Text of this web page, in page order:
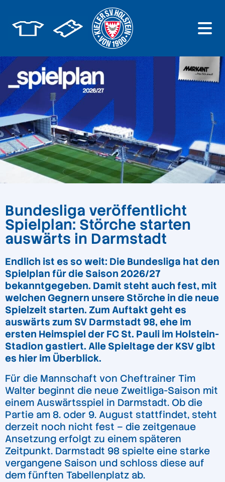
Bundesliga veröffentlicht
Spielplan: Störche starten
auswärts in Darmstadt
Endlich ist es so weit: Die Bundesliga hat den
Spielplan für die Saison 2026/27
bekanntgegeben. Damit steht auch fest, mit
welchen Gegnern unsere Störche in die neue
Spielzeit starten. Zum Auftakt geht es
auswärts zum SV Darmstadt 98, ehe im
ersten Heimspiel der FC St. Pauli im Holstein-
Stadion gastiert. Alle Spieltage der KSV gibt
es hier im Überblick.
Für die Mannschaft von Cheftrainer Tim
Walter beginnt die neue Zweitliga-Saison mit
einem Auswärtsspiel in Darmstadt. Ob die
Partie am 8. oder 9. August stattfindet, steht
derzeit noch nicht fest – die zeitgenaue
Ansetzung erfolgt zu einem späteren
Zeitpunkt. Darmstadt 98 spielte eine starke
vergangene Saison und schloss diese auf
dem fünften Tabellenplatz ab.